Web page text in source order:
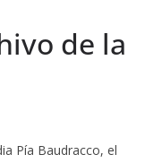
de la
Pía Baudracco, el